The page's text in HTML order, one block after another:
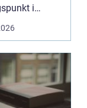
i
Flammerne